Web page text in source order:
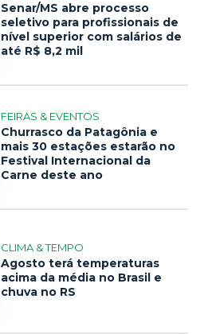
Senar/MS abre processo
seletivo para profissionais de
nível superior com salários de
até R$ 8,2 mil
FEIRAS & EVENTOS
Churrasco da Patagônia e
mais 30 estações estarão no
Festival Internacional da
Carne deste ano
CLIMA & TEMPO
Agosto terá temperaturas
acima da média no Brasil e
chuva no RS